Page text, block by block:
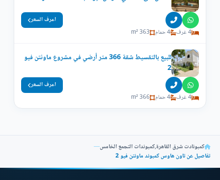
4 غرف 4 حمام 363 m²
اعرف السعر
للبيع بالتقسيط شقة 366 متر أرضي في مشروع ماونتن فيو
2
4 غرف 4 حمام 366 m²
اعرف السعر
كمبونادت شرق القاهرة,كمبوندات التجمع الخامس—
تفاصيل عن تاون هاوس كمبوند ماونتن فيو 2